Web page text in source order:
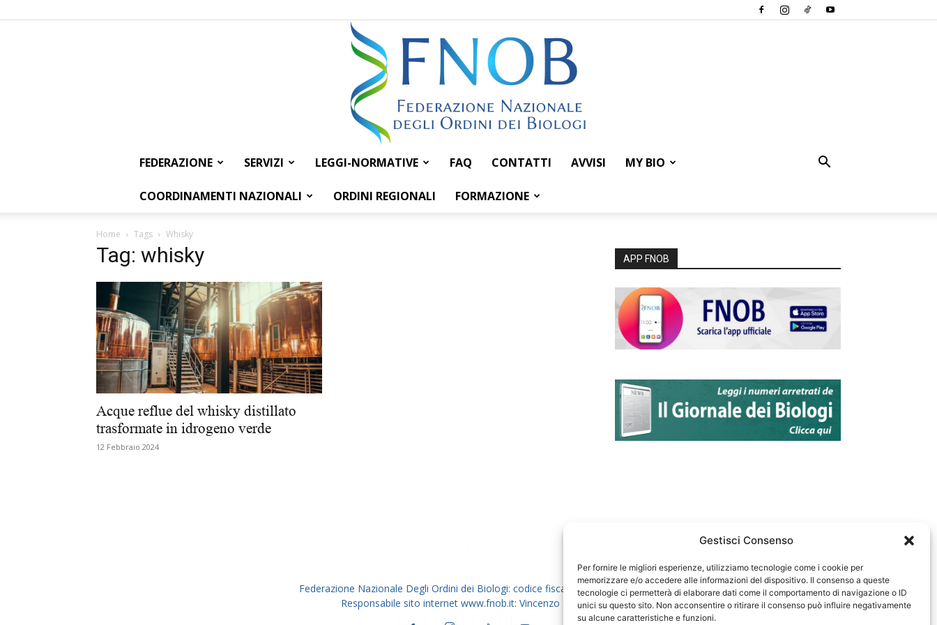
Gestisci Consenso
Per fornire le migliori esperienze, utilizziamo tecnologie come i cookie per
memorizzare e/o accedere alle informazioni del dispositivo. Il consenso a queste
tecnologie ci permetterà di elaborare dati come il comportamento di navigazione o ID
unici su questo sito. Non acconsentire o ritirare il consenso può influire negativamente
su alcune caratteristiche e funzioni.
Federazione
dei
FEDERAZIONE SERVIZI LEGGI-NORMATIVE FAQ CONTATTI AVVISI MY BIO
COORDINAMENTI NAZIONALI ORDINI REGIONALI FORMAZIONE
Home Tags Whisky
Tag: whisky
Acque reflue del whisky distillato
trasformate in idrogeno verde
12 Febbraio 2024
APP FNOB
Federazione Nazionale Degli Ordini dei Biologi: codice fiscale 80069130583
Responsabile sito internet www.fnob.it: Vincenzo D'Anna